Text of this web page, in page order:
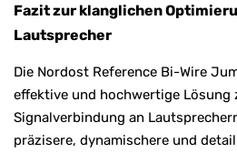
Fazit zur klanglichen
Lautsprecher
Die Nordost Reference Bi-Wire
effektive und hochwertige Lösung
Signalverbindung an
präzisere, dynamischere und